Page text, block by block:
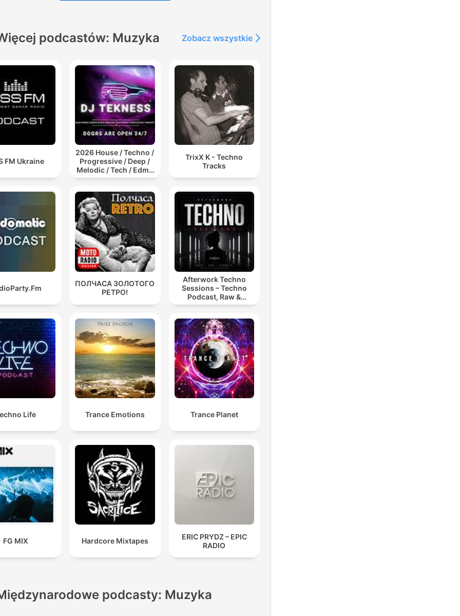
podcastów: Muzyka Zobacz wszystkie
FM Ukraine
2026 House / Techno /
Progressive / Deep /
Melodic / Tech / Edm /
Afro / ibiza DJ Mix /
Electronic Dance Musi
TrixX K - Techno
Tracks
ПОЛЧАСА ЗОЛОТОГО
РЕТРО!
Afterwork Techno
Sessions – Techno
Podcast, Raw &
Hypnotic Techno
Life Trance Emotions Trance Planet
FG MIX Hardcore Mixtapes
ERIC PRYDZ – EPIC
RADIO
podcasty: Muzyka